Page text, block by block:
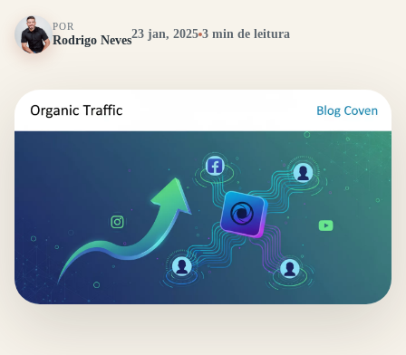
POR
Rodrigo Neves23 jan, 2025 3 min de leitura